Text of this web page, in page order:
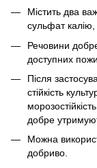
Містить два
сульфат
Речовини
доступних
Після
стійкість
добре
Можна
добриво.